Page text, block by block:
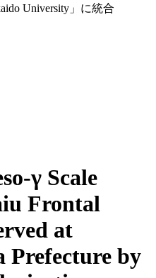
University」に統合
γ Scale
Frontal
at
Prefecture by